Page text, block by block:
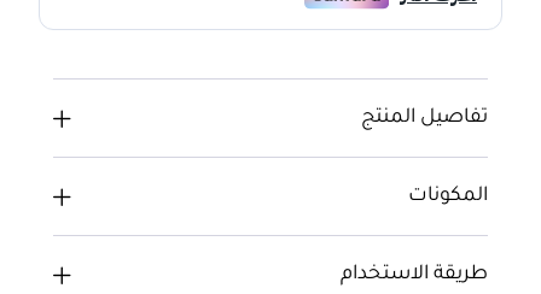
تفاصيل المنتج
المكونات
طريقة الاستخدام